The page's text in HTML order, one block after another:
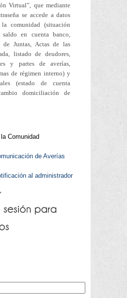
Virtual”, que mediante
se accede a datos
comunidad (situación
en cuenta banco,
de Juntas, Actas de las
listado de deudores,
y partes de averías,
de régimen interno) y
(estado de cuenta
domiciliación de
Comunidad
de Averías
al administrador